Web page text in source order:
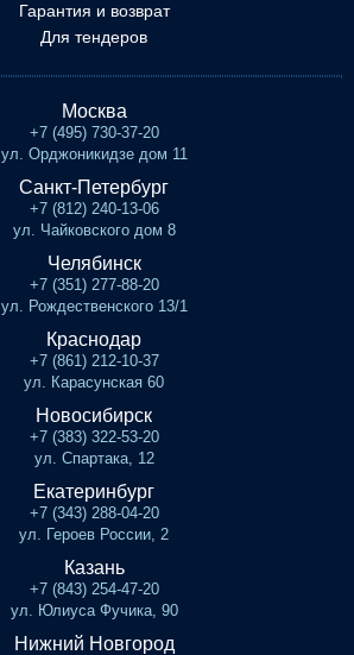
Гарантия и возврат
Для тендеров
Москва
+7 (495) 730-37-20
ул. Орджоникидзе дом 11
Санкт-Петербург
+7 (812) 240-13-06
ул. Чайковского дом 8
Челябинск
+7 (351) 277-88-20
ул. Рождественского 13/1
Краснодар
+7 (861) 212-10-37
ул. Карасунская 60
Новосибирск
+7 (383) 322-53-20
ул. Спартака, 12
Екатеринбург
+7 (343) 288-04-20
ул. Героев России, 2
Казань
+7 (843) 254-47-20
ул. Юлиуса Фучика, 90
Нижний Новгород